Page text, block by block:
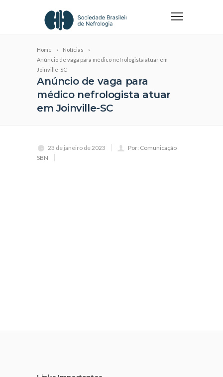
Home
Notícias
Anúncio de vaga para médico nefrologista atuar em
Joinville-SC
Anúncio de vaga para
médico nefrologista atuar
em Joinville-SC
23 de janeiro de 2023
Por: Comunicação
SBN